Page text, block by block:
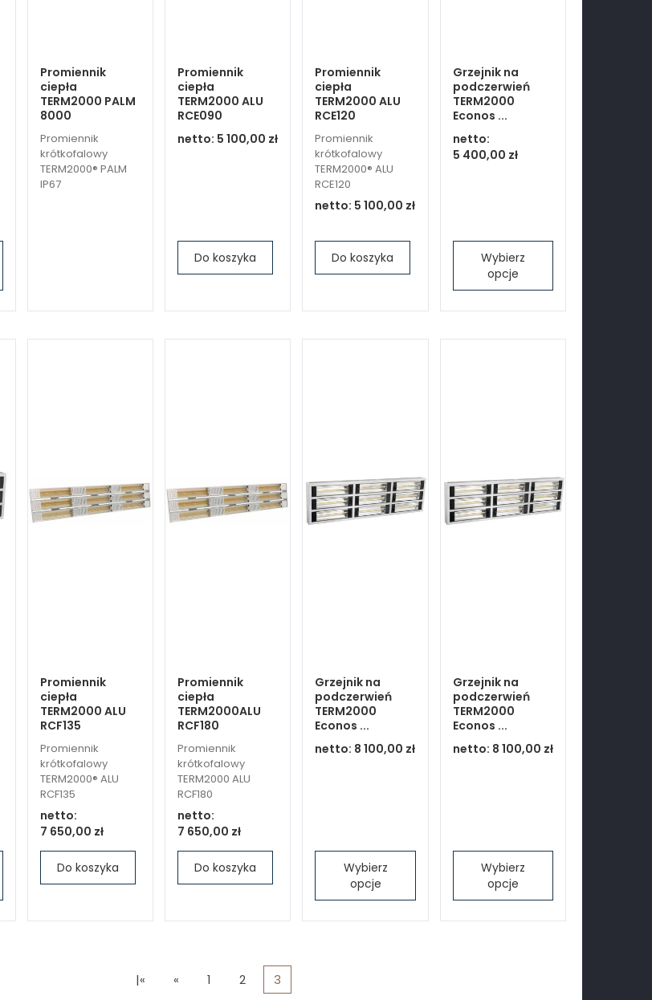
Promiennik
ciepła
TERM2000 PALM
8000
Promiennik
krótkofalowy
TERM2000® PALM
IP67
Promiennik
ciepła
TERM2000 ALU
RCE090
netto: 5 100,00 zł
Do koszyka
Promiennik
ciepła
TERM2000 ALU
RCE120
Promiennik
krótkofalowy
TERM2000® ALU
RCE120
netto: 5 100,00 zł
Do koszyka
Grzejnik na
podczerwień
TERM2000
Econos ...
netto:
5 400,00 zł
Wybierz
opcje
Promiennik
ciepła
TERM2000 ALU
RCF135
Promiennik
krótkofalowy
TERM2000® ALU
RCF135
netto:
7 650,00 zł
Do koszyka
Promiennik
ciepła
TERM2000ALU
RCF180
Promiennik
krótkofalowy
TERM2000 ALU
RCF180
netto:
7 650,00 zł
Do koszyka
Grzejnik na
podczerwień
TERM2000
Econos ...
netto: 8 100,00 zł
Wybierz
opcje
Grzejnik na
podczerwień
TERM2000
Econos ...
netto: 8 100,00 zł
Wybierz
opcje
|« « 1 2 3